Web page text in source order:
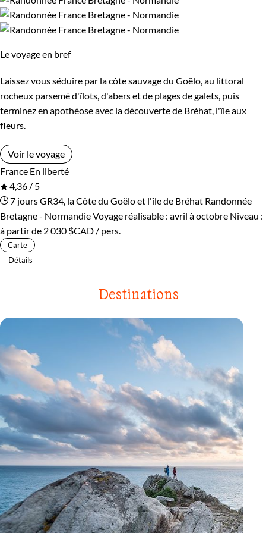
Le voyage en bref
Laissez vous séduire par la côte sauvage du Goëlo, au littoral
rocheux parsemé d'îlots, d'abers et de plages de galets, puis
terminez en apothéose avec la découverte de Bréhat, l'île aux
fleurs.
Voir le voyage
France En liberté
4,36 / 5
7 joursGR34, la Côte du Goëlo et l'île de Bréhat Randonnée
Bretagne - NormandieVoyage réalisable : avril à octobre Niveau :
à partir de 2 030 $CAD / pers.
Carte
Détails
Destinations